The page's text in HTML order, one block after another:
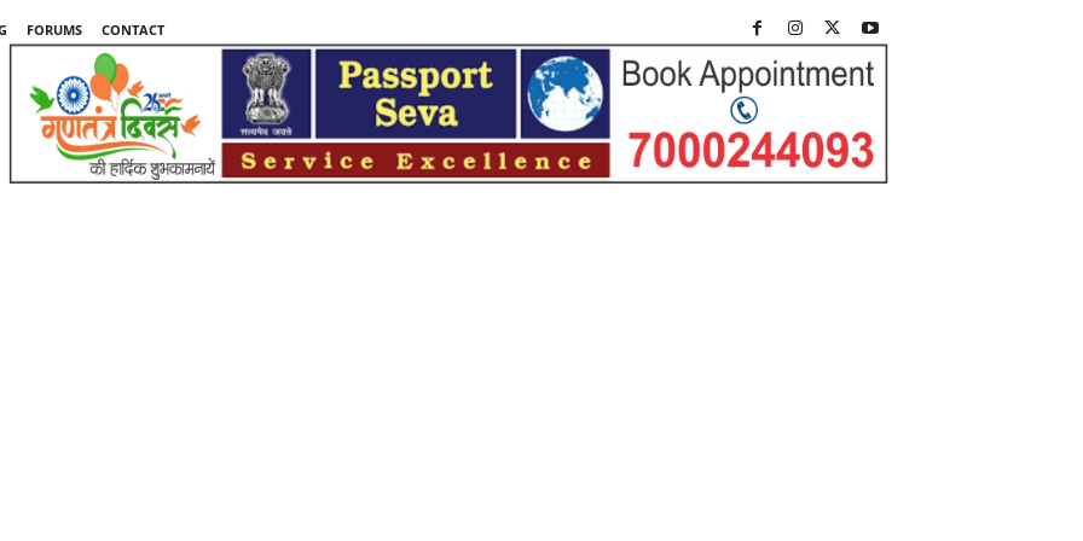
FORUMS
CONTACT